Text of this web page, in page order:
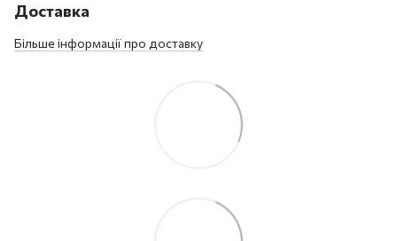
Доставка
Більше інформації про доставку